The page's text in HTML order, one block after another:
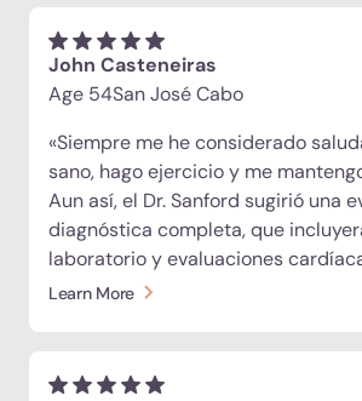
genuinamente amables y
cosas comunes
muy agradecido de estar en este
John Casteneiras
Age 54San José Cabo
«Siempre me he considerado
sano, hago ejercicio y me
Aun así, el Dr. Sanford sugirió una
diagnóstica completa, que
laboratorio y evaluaciones
Resulta que había problemas que
con células madre. Repetí las
Learn More